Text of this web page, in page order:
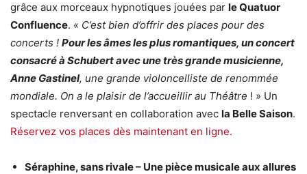
grâce aux morceaux hypnotiques jouées par le Quatuor
Confluence. « C’est bien d’offrir des places pour des
concerts ! Pour les âmes les plus romantiques, un concert
consacré à Schubert avec une très grande musicienne,
Anne Gastinel, une grande violoncelliste de renommée
mondiale. On a le plaisir de l’accueillir au Théâtre ! » Un
spectacle renversant en collaboration avec la Belle Saison.
Réservez vos places dès maintenant en ligne.
Séraphine, sans rivale – Une pièce musicale aux allures